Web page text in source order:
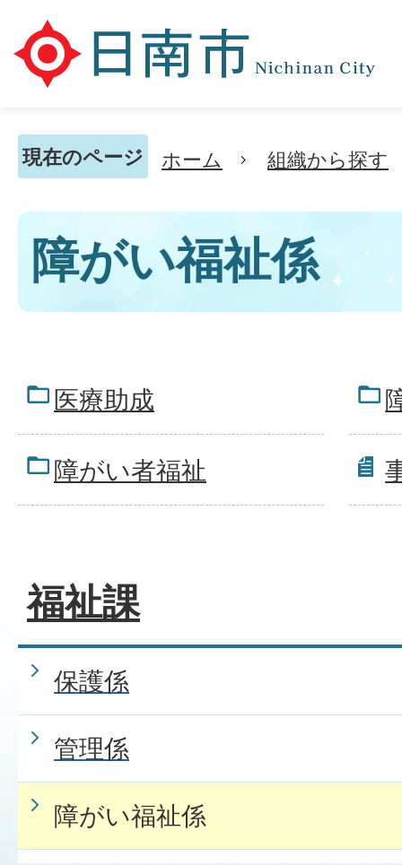
現在のページ ホーム 組織から探す
障がい福祉係
医療助成
障がい者福祉
福祉課
保護係
管理係
障がい福祉係